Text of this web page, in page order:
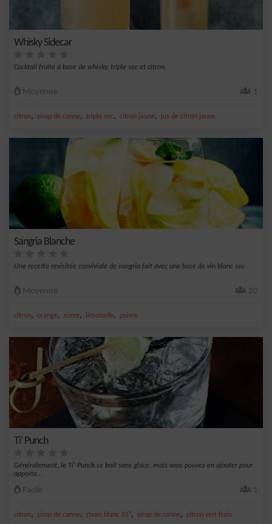
Whisky Sidecar
Cocktail fruité à base de whisky, triple sec et citron.
Moyenne 1
citron, sirop de canne, triple sec, citron jaune, jus de citron jaune
Sangria Blanche
Une recette revisitée conviviale de sangria fait avec une base de vin blanc sec
Moyenne 20
citron, orange, sucre, limonade, poivre
Ti’ Punch
Généralement, le Ti' Punch se boit sans glace, mais vous pouvez en ajouter pour
apporte...
Facile 1
citron, sirop de canne, rhum blanc 55°, sirop de canne, citron vert frais